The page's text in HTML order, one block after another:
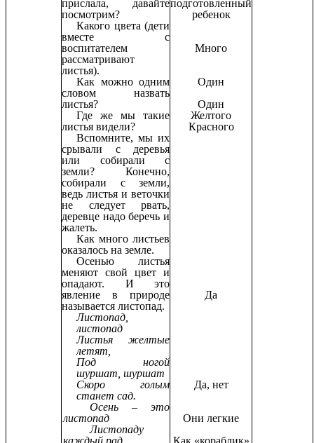
прислала, давайте
посмотрим?
Какого цвета (дети
вместе с
воспитателем
рассматривают
листья).
Как можно одним
словом назвать
листья?
Где же мы такие
листья видели?
Вспомните, мы их
срывали с деревья
или собирали с
земли? Конечно,
собирали с земли,
ведь листья и веточки
не следует рвать,
деревце надо беречь и
жалеть.
Как много листьев
оказалось на земле.
Осенью листья
меняют свой цвет и
опадают. И это
явление в природе
называется листопад.
Листопад,
листопад
Листья желтые
летят,
Под ногой
шуршат, шуршат
Скоро голым
станет сад.
Осень – это
листопад
Листопаду
подготовленный
ребенок
Много
Один
Один
Желтого
Красного
Да
Да, нет
Они легкие